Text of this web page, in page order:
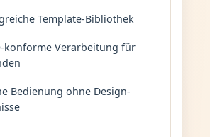
Template-Bibliothek
konforme Verarbeitung für
Bedienung ohne Design-